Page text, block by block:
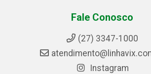
Fale Conosco
(27) 3347-1000
Instagram